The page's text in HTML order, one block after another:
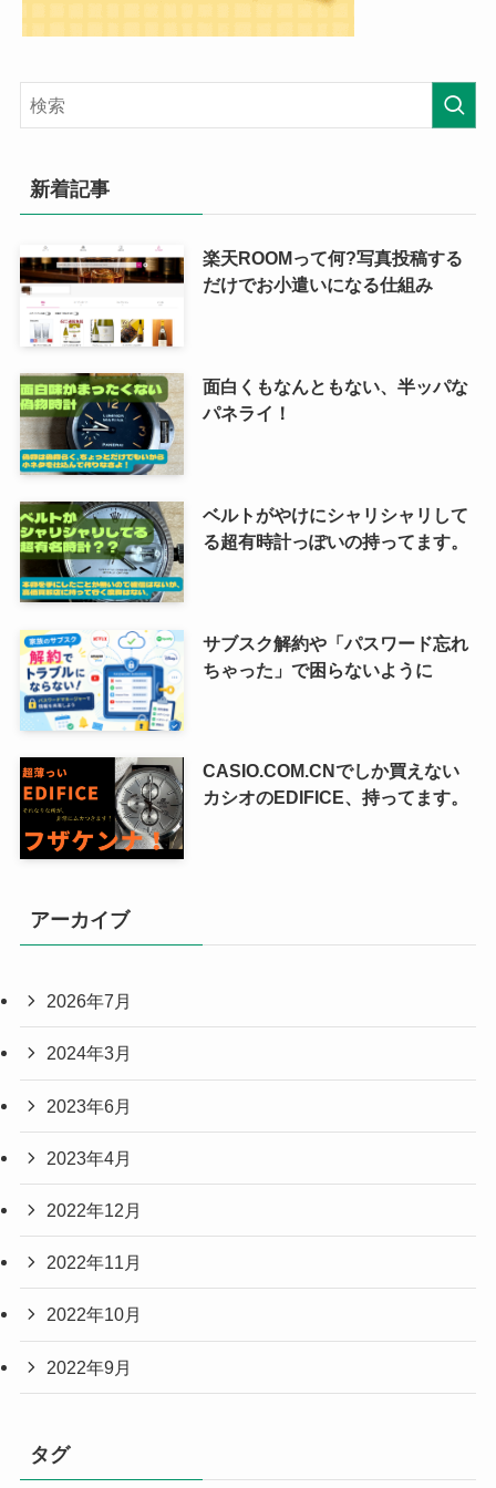
新着記事
楽天ROOMって何?写真投稿する
だけでお小遣いになる仕組み
面白くもなんともない、半ッパな
パネライ！
ベルトがやけにシャリシャリして
る超有時計っぽいの持ってます。
サブスク解約や「パスワード忘れ
ちゃった」で困らないように
CASIO.COM.CNでしか買えない
カシオのEDIFICE、持ってます。
アーカイブ
2026年7月
2024年3月
2023年6月
2023年4月
2022年12月
2022年11月
2022年10月
2022年9月
タグ